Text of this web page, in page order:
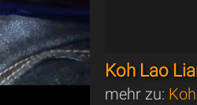
Koh Lao
mehr zu: